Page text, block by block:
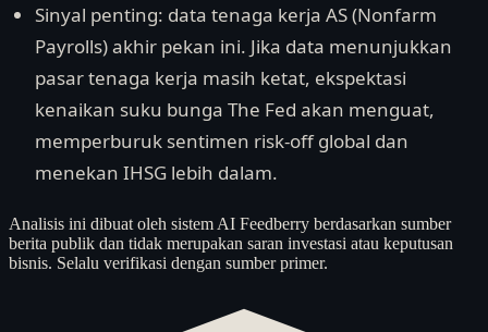
Sinyal penting: data tenaga kerja AS (Nonfarm
Payrolls) akhir pekan ini. Jika data menunjukkan
pasar tenaga kerja masih ketat, ekspektasi
kenaikan suku bunga The Fed akan menguat,
memperburuk sentimen risk-off global dan
menekan IHSG lebih dalam.
Analisis ini dibuat oleh sistem AI Feedberry berdasarkan sumber
berita publik dan tidak merupakan saran investasi atau keputusan
bisnis. Selalu verifikasi dengan sumber primer.